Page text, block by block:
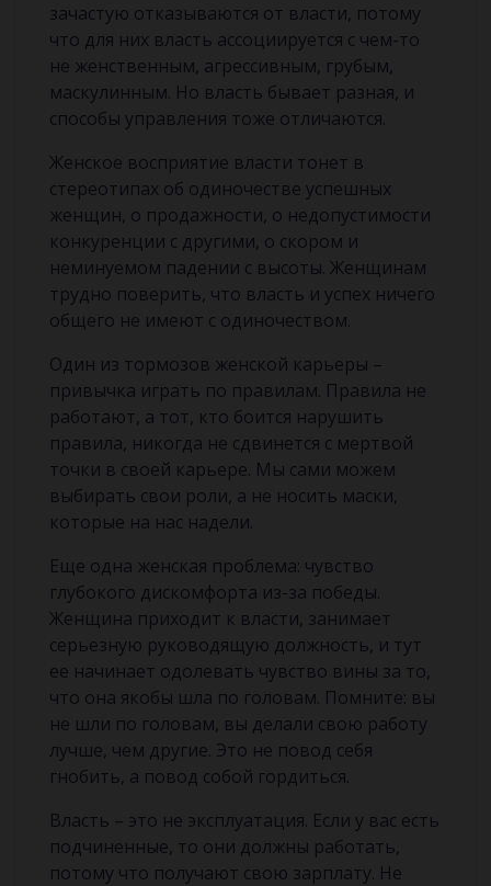
зачастую отказываются от власти, потому
что для них власть ассоциируется с чем-то
не женственным, агрессивным, грубым,
маскулинным. Но власть бывает разная, и
способы управления тоже отличаются.
Женское восприятие власти тонет в
стереотипах об одиночестве успешных
женщин, о продажности, о недопустимости
конкуренции с другими, о скором и
неминуемом падении с высоты. Женщинам
трудно поверить, что власть и успех ничего
общего не имеют с одиночеством.
Один из тормозов женской карьеры –
привычка играть по правилам. Правила не
работают, а тот, кто боится нарушить
правила, никогда не сдвинется с мертвой
точки в своей карьере. Мы сами можем
выбирать свои роли, а не носить маски,
которые на нас надели.
Еще одна женская проблема: чувство
глубокого дискомфорта из-за победы.
Женщина приходит к власти, занимает
серьезную руководящую должность, и тут
ее начинает одолевать чувство вины за то,
что она якобы шла по головам. Помните: вы
не шли по головам, вы делали свою работу
лучше, чем другие. Это не повод себя
гнобить, а повод собой гордиться.
Власть – это не эксплуатация. Если у вас есть
подчиненные, то они должны работать,
потому что получают свою зарплату. Не